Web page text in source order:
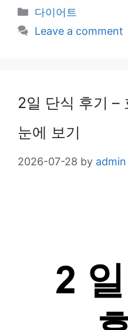
Categories
다이어트
Leave a comment
2일 단식 후기 –
눈에 보기
2026-07-28 by admin